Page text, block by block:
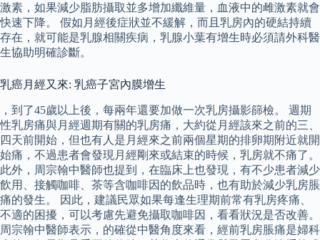
激素，如果減少脂肪攝取並多增加纖維量，血液中的雌激素就會
快速下降。 假如月經後症狀並不緩解，而且乳房內的硬結持續
存在，就可能是乳腺相關疾病，乳腺小葉有增生時必須請外科醫
生協助明確診斷。
乳癌月經又來: 乳癌子宮內膜增生
，到了45歲以上後，每兩年還要加做一次乳房攝影篩檢。 週期
性乳房痛與月經週期有關的乳房痛，大約從月經該來之前的三、
四天前開始，但也有人是月經來之前兩個星期的排卵期附近就開
始痛，不過患者會發現月經剛來或結束的時候，乳房就不痛了。
此外，周宗翰中醫師也提到，在臨床上也發現，有不少患者減少
飲用、接觸咖啡、茶等含咖啡因的飲品時，也有助於減少乳房脹
痛的發生。 因此，建議民眾如果每逢生理期前常有乳房疼痛、
不適的困擾，可以考慮先避免攝取咖啡因，看看狀況是否改善。
周宗翰中醫師表示，的確從中醫角度來看，經前乳房脹痛是婦科